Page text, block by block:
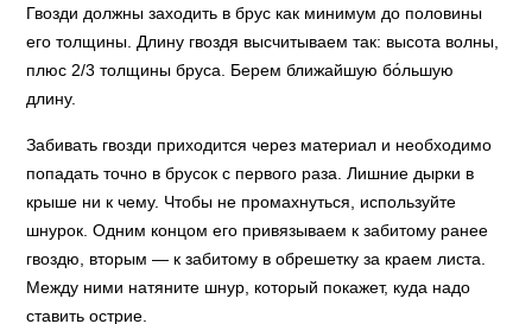
Гвозди должны заходить в брус как минимум до половины
его толщины. Длину гвоздя высчитываем так: высота волны,
плюс 2/3 толщины бруса. Берем ближайшую бо́льшую
длину.
Забивать гвозди приходится через материал и необходимо
попадать точно в брусок с первого раза. Лишние дырки в
крыше ни к чему. Чтобы не промахнуться, используйте
шнурок. Одним концом его привязываем к забитому ранее
гвоздю, вторым — к забитому в обрешетку за краем листа.
Между ними натяните шнур, который покажет, куда надо
ставить острие.